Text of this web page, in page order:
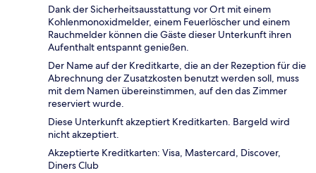
Dank der Sicherheitsausstattung vor Ort mit einem
Kohlenmonoxidmelder, einem Feuerlöscher und einem
Rauchmelder können die Gäste dieser Unterkunft ihren
Aufenthalt entspannt genießen.
Der Name auf der Kreditkarte, die an der Rezeption für die
Abrechnung der Zusatzkosten benutzt werden soll, muss
mit dem Namen übereinstimmen, auf den das Zimmer
reserviert wurde.
Diese Unterkunft akzeptiert Kreditkarten. Bargeld wird
nicht akzeptiert.
Akzeptierte Kreditkarten: Visa, Mastercard, Discover,
Diners Club